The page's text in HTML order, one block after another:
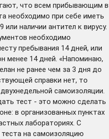
что всем прибывающим в
необходимо при себе иметь
или наличии антител к вирусу.
необходимо
пребывания 14 дней, или
менее 14 дней. «Напоминаю,
не ранее чем за 3 дня до
справки нет, то
самоизоляции.
тест - это можно сделать
в организованных пунктах
лабораториях. С
на самоизоляцию